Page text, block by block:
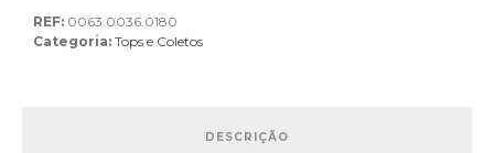
REF: 0063.0036.0180
Categoria: Tops e Coletos
DESCRIÇÃO